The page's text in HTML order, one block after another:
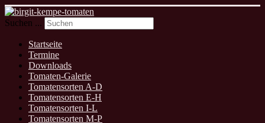
Suchen ...
Startseite
Termine
Downloads
Tomaten-Galerie
Tomatensorten A-D
Tomatensorten E-H
Tomatensorten I-L
Tomatensorten M-P